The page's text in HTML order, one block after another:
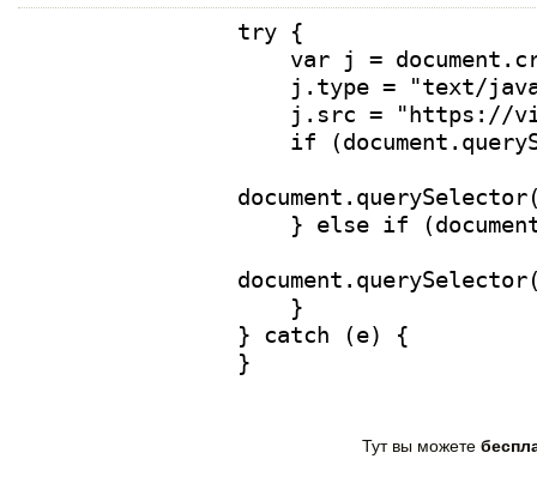
Тут вы можете